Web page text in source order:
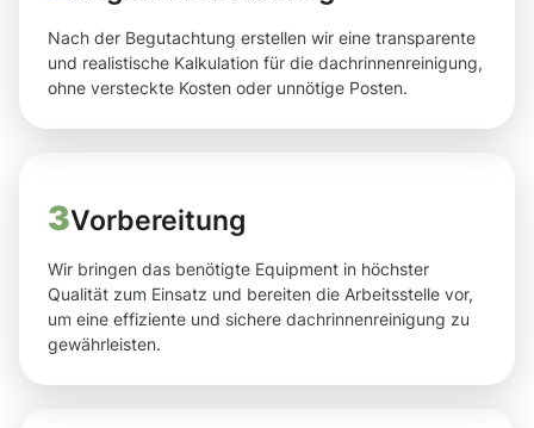
Nach der Begutachtung erstellen wir eine transparente
und realistische Kalkulation für die dachrinnenreinigung,
ohne versteckte Kosten oder unnötige Posten.
3Vorbereitung
Wir bringen das benötigte Equipment in höchster
Qualität zum Einsatz und bereiten die Arbeitsstelle vor,
um eine effiziente und sichere dachrinnenreinigung zu
gewährleisten.